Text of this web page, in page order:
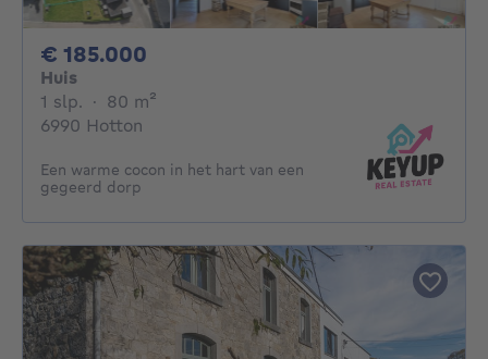
€ 185.000
Huis
1 slp. 1 slaapkamer
· 80 m²
6990 Hotton
Een warme cocon in het hart van een
gegeerd dorp